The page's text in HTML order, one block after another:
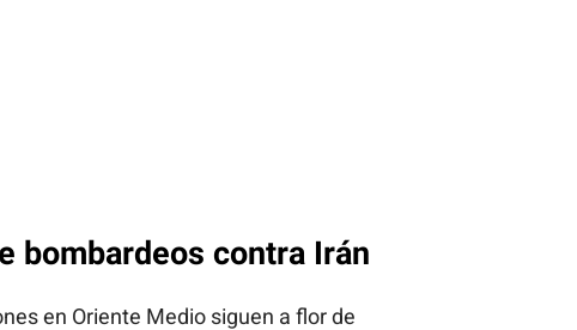
bombardeos contra Irán
en Oriente Medio siguen a flor de